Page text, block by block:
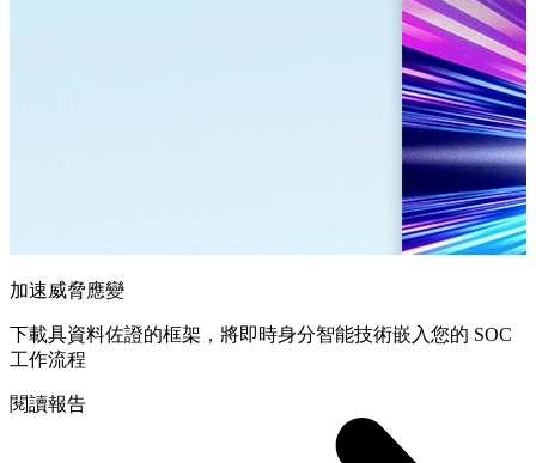
加速威脅應變
下載具資料佐證的框架，將即時身分智能技術嵌入您的 SOC
工作流程
閱讀報告